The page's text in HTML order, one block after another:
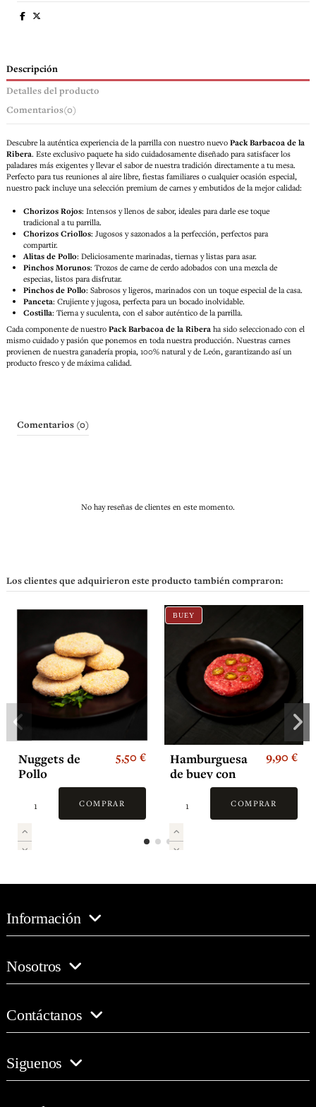
Descripción
Detalles del producto
Comentarios(0)
Descubre la auténtica experiencia de la parrilla con nuestro nuevo PackBarbacoa de la
Ribera. Este exclusivo paquete ha sido cuidadosamente diseñado para satisfacer los
paladares más exigentes y llevar el sabor de nuestra tradición directamente a tu mesa.
Perfecto para tus reuniones al aire libre, fiestas familiares o cualquier ocasión especial,
nuestro pack incluye una selección premium de carnes y embutidos de la mejor calidad:
Chorizos Rojos: Intensos y llenos de sabor, ideales para darle ese toque
tradicional a tu parrilla.
Chorizos Criollos: Jugosos y sazonados a la perfección, perfectos para
compartir.
Alitas de Pollo: Deliciosamente marinadas, tiernas y listas para asar.
Pinchos Morunos: Trozos de carne de cerdo adobados con una mezcla de
especias, listos para disfrutar.
Pinchos de Pollo: Sabrosos y ligeros, marinados con un toque especial de la casa.
Panceta: Crujiente y jugosa, perfecta para un bocado inolvidable.
Costilla: Tierna y suculenta, con el sabor auténtico de la parrilla.
Cada componente de nuestro PackBarbacoa de la Ribera ha sido seleccionado con el
mismo cuidado y pasión que ponemos en toda nuestra producción. Nuestras carnes
provienen de nuestra ganadería propia, 100% natural y de León, garantizando así un
producto fresco y de máxima calidad.
Comentarios (0)
No hay reseñas de clientes en este momento.
Los clientes que adquirieron este producto también compraron:
Nuggets de
Pollo
5,50 €
COMPRAR
BUEY
Hamburguesa
de buey con
jalapeños (2
und)
9,90 €
COMPRAR
Información
Nosotros
Contáctanos
Siguenos